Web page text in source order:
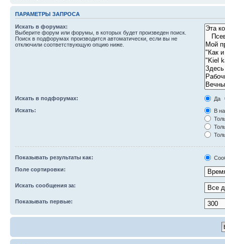
ПАРАМЕТРЫ ЗАПРОСА
Искать в форумах:
Выберите форум или форумы, в которых будет произведен поиск.
Поиск в подфорумах производится автоматически, если вы не
отключили соответствующую опцию ниже.
Искать в подфорумах:
Да
Искать:
В
Показывать результаты как:
Поле сортировки:
Искать сообщения за:
Показывать первые: